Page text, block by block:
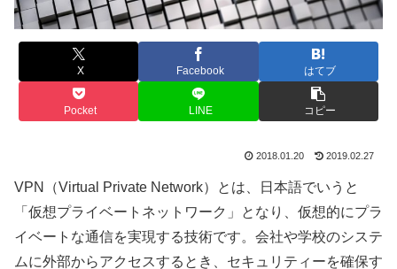
X Facebook はてブ
Pocket LINE コピー
2018.01.20 2019.02.27
VPN（Virtual Private Network）とは、日本語でいうと
「仮想プライベートネットワーク」となり、仮想的にプラ
イベートな通信を実現する技術です。会社や学校のシステ
ムに外部からアクセスするとき、セキュリティーを確保す